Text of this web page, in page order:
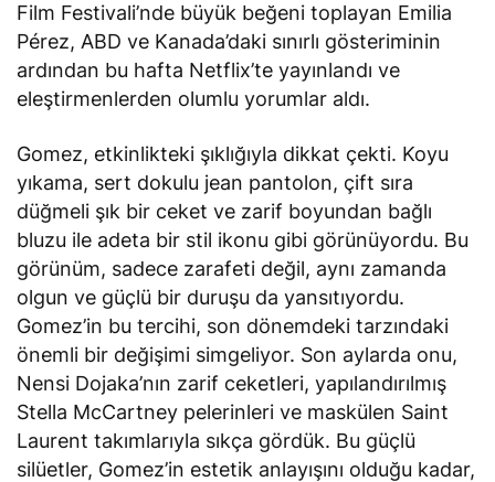
Film Festivali’nde büyük beğeni toplayan Emilia
Pérez, ABD ve Kanada’daki sınırlı gösteriminin
ardından bu hafta Netflix’te yayınlandı ve
eleştirmenlerden olumlu yorumlar aldı.
Gomez, etkinlikteki şıklığıyla dikkat çekti. Koyu
yıkama, sert dokulu jean pantolon, çift sıra
düğmeli şık bir ceket ve zarif boyundan bağlı
bluzu ile adeta bir stil ikonu gibi görünüyordu. Bu
görünüm, sadece zarafeti değil, aynı zamanda
olgun ve güçlü bir duruşu da yansıtıyordu.
Gomez’in bu tercihi, son dönemdeki tarzındaki
önemli bir değişimi simgeliyor. Son aylarda onu,
Nensi Dojaka’nın zarif ceketleri, yapılandırılmış
Stella McCartney pelerinleri ve maskülen Saint
Laurent takımlarıyla sıkça gördük. Bu güçlü
silüetler, Gomez’in estetik anlayışını olduğu kadar,